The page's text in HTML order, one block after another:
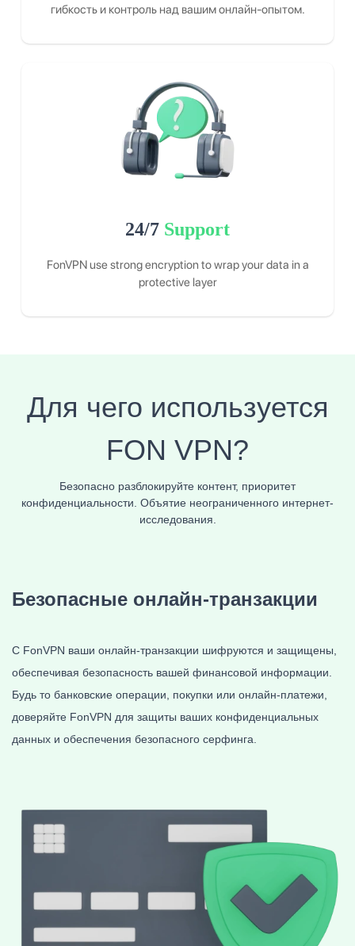
гибкость и контроль над вашим онлайн-опытом.
24/7 Support
FonVPN use strong encryption to wrap your data in a
protective layer
Для чего используется
FON VPN?
Безопасно разблокируйте контент, приоритет
конфиденциальности. Объятие неограниченного интернет-
исследования.
Безопасные онлайн-транзакции
С FonVPN ваши онлайн-транзакции шифруются и защищены,
обеспечивая безопасность вашей финансовой информации.
Будь то банковские операции, покупки или онлайн-платежи,
доверяйте FonVPN для защиты ваших конфиденциальных
данных и обеспечения безопасного серфинга.